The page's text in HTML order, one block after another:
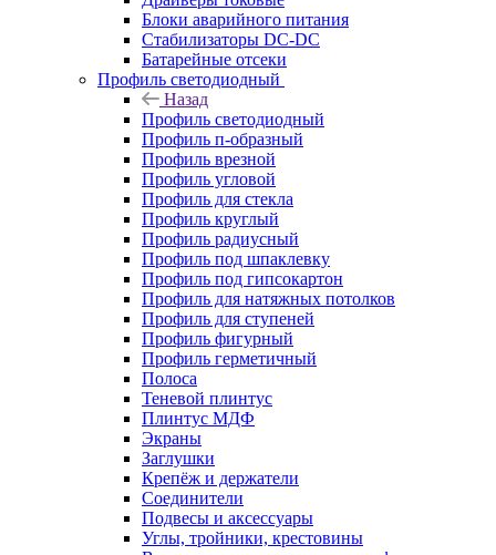
Блоки аварийного питания
Стабилизаторы DC-DC
Батарейные отсеки
Профиль светодиодный
Назад
Профиль светодиодный
Профиль п-образный
Профиль врезной
Профиль угловой
Профиль для стекла
Профиль круглый
Профиль радиусный
Профиль под шпаклевку
Профиль под гипсокартон
Профиль для натяжных потолков
Профиль для ступеней
Профиль фигурный
Профиль герметичный
Полоса
Теневой плинтус
Плинтус МДФ
Экраны
Заглушки
Крепёж и держатели
Соединители
Подвесы и аксессуары
Углы, тройники, крестовины